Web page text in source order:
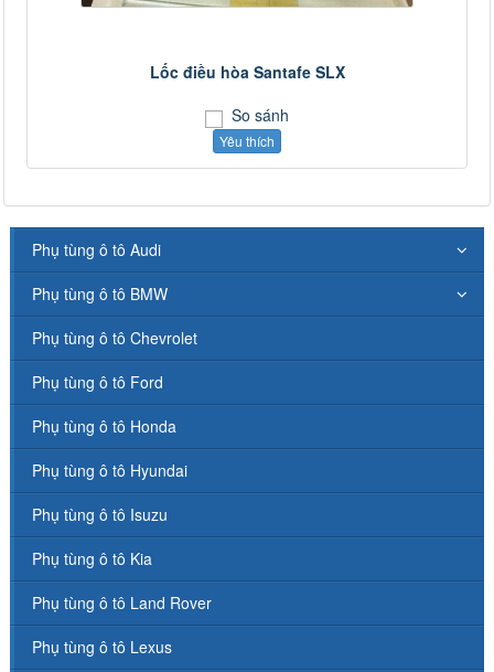
Lốc điều hòa Santafe SLX
So sánh
Yêu thích
Phụ tùng ô tô Audi
Phụ tùng ô tô BMW
Phụ tùng ô tô Chevrolet
Phụ tùng ô tô Ford
Phụ tùng ô tô Honda
Phụ tùng ô tô Hyundai
Phụ tùng ô tô Isuzu
Phụ tùng ô tô Kia
Phụ tùng ô tô Land Rover
Phụ tùng ô tô Lexus